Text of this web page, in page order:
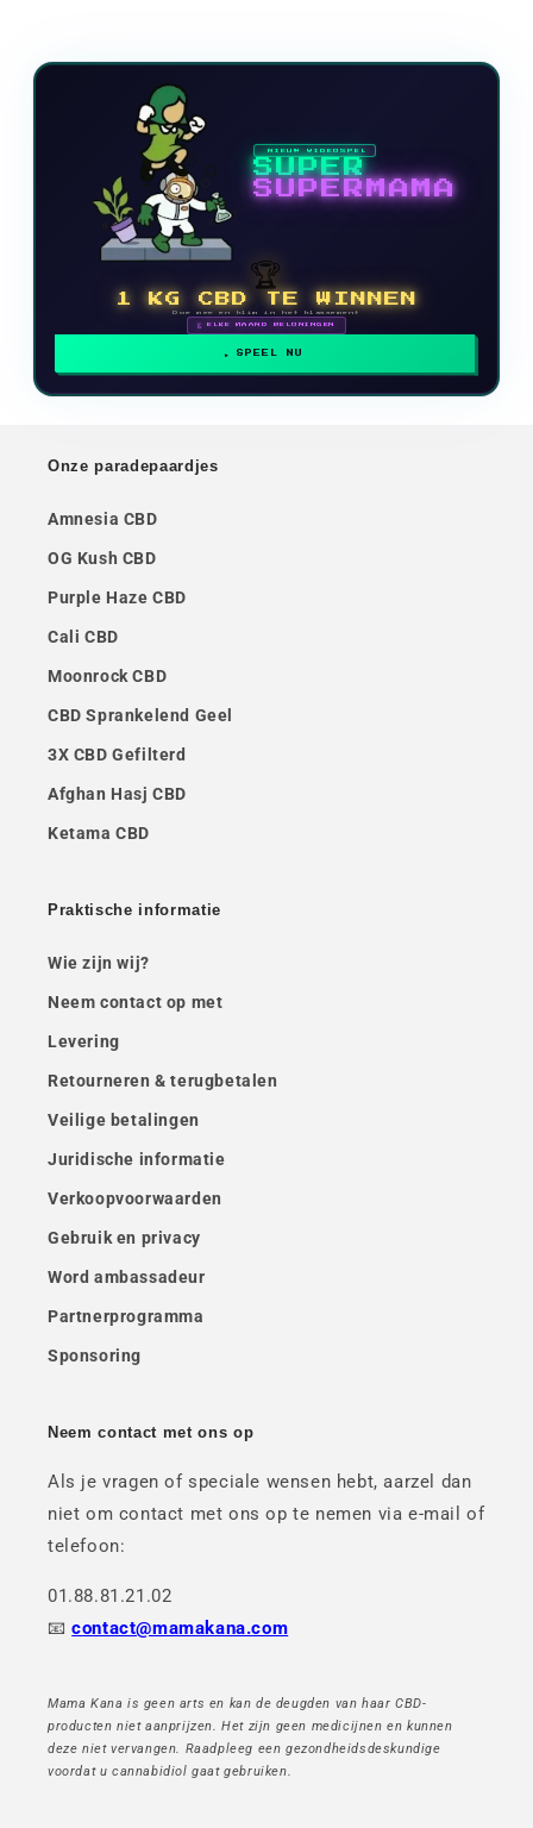
NIEUW VIDEOSPEL
SUPER
SUPERMAMA
🏆
1 KG CBD TE WINNEN
Doe mee en klim in het klassement
🗓 ELKE MAAND BELONINGEN
SPEEL NU
Onze paradepaardjes
Amnesia CBD
OG Kush CBD
Purple Haze CBD
Cali CBD
Moonrock CBD
CBD Sprankelend Geel
3X CBD Gefilterd
Afghan Hasj CBD
Ketama CBD
Praktische informatie
Wie zijn wij?
Neem contact op met
Levering
Retourneren & terugbetalen
Veilige betalingen
Juridische informatie
Verkoopvoorwaarden
Gebruik en privacy
Word ambassadeur
Partnerprogramma
Sponsoring
Neem contact met ons op
Als je vragen of speciale wensen hebt, aarzel dan
niet om contact met ons op te nemen via e-mail of
telefoon:
01.88.81.21.02
📧contact@mamakana.com
Mama Kana is geen arts en kan de deugden van haar CBD-
producten niet aanprijzen. Het zijn geen medicijnen en kunnen
deze niet vervangen. Raadpleeg een gezondheidsdeskundige
voordat u cannabidiol gaat gebruiken.